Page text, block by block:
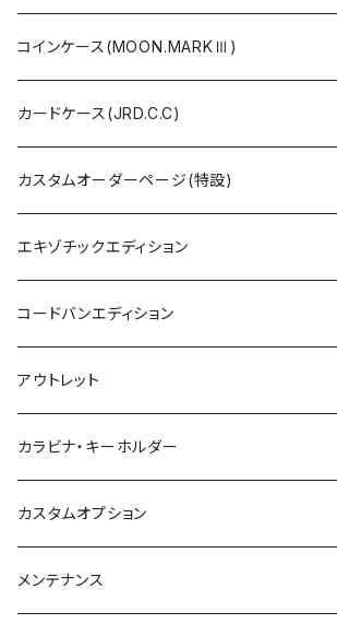
コインケース(MOON.MARKⅢ)
カードケース(JRD.C.C)
カスタムオーダーページ(特設)
エキゾチックエディション
コードバンエディション
アウトレット
カラビナ・キーホルダー
カスタムオプション
メンテナンス